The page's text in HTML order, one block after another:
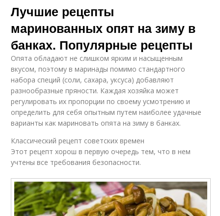
Лучшие рецепты
маринованных опят на зиму в
банках. Популярные рецепты
Опята обладают не слишком ярким и насыщенным
вкусом, поэтому в маринады помимо стандартного
набора специй (соли, сахара, уксуса) добавляют
разнообразные пряности. Каждая хозяйка может
регулировать их пропорции по своему усмотрению и
определить для себя опытным путем наиболее удачные
варианты как мариновать опята на зиму в банках.
Классический рецепт советских времен
Этот рецепт хорош в первую очередь тем, что в нем
учтены все требования безопасности.